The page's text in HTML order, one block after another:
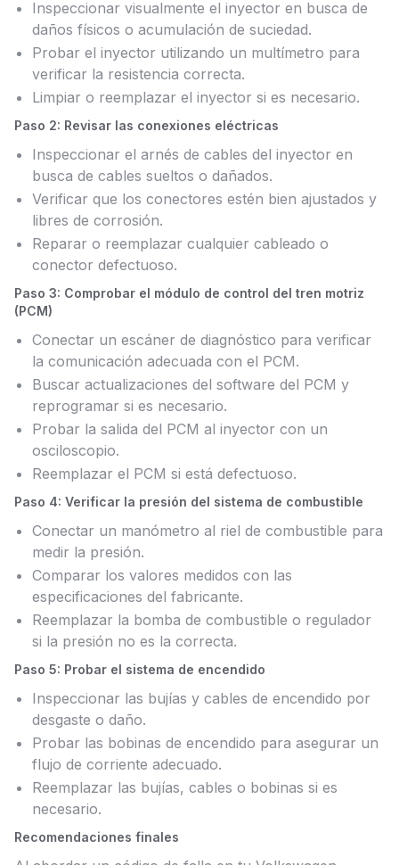
Inspeccionar visualmente el inyector en busca de
daños físicos o acumulación de suciedad.
Probar el inyector utilizando un multímetro para
verificar la resistencia correcta.
Limpiar o reemplazar el inyector si es necesario.
Paso 2: Revisar las conexiones eléctricas
Inspeccionar el arnés de cables del inyector en
busca de cables sueltos o dañados.
Verificar que los conectores estén bien ajustados y
libres de corrosión.
Reparar o reemplazar cualquier cableado o
conector defectuoso.
Paso 3: Comprobar el módulo de control del tren motriz
(PCM)
Conectar un escáner de diagnóstico para verificar
la comunicación adecuada con el PCM.
Buscar actualizaciones del software del PCM y
reprogramar si es necesario.
Probar la salida del PCM al inyector con un
osciloscopio.
Reemplazar el PCM si está defectuoso.
Paso 4: Verificar la presión del sistema de combustible
Conectar un manómetro al riel de combustible para
medir la presión.
Comparar los valores medidos con las
especificaciones del fabricante.
Reemplazar la bomba de combustible o regulador
si la presión no es la correcta.
Paso 5: Probar el sistema de encendido
Inspeccionar las bujías y cables de encendido por
desgaste o daño.
Probar las bobinas de encendido para asegurar un
flujo de corriente adecuado.
Reemplazar las bujías, cables o bobinas si es
necesario.
Recomendaciones finales